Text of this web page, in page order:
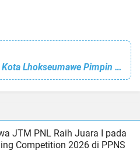
Mitigasi Bencana: Pj Wali Kota Lhokseumawe Pimpin Pengecekan Aliran Sungai
JTM PNL Raih Juara I pada
Competition 2026 di PPNS